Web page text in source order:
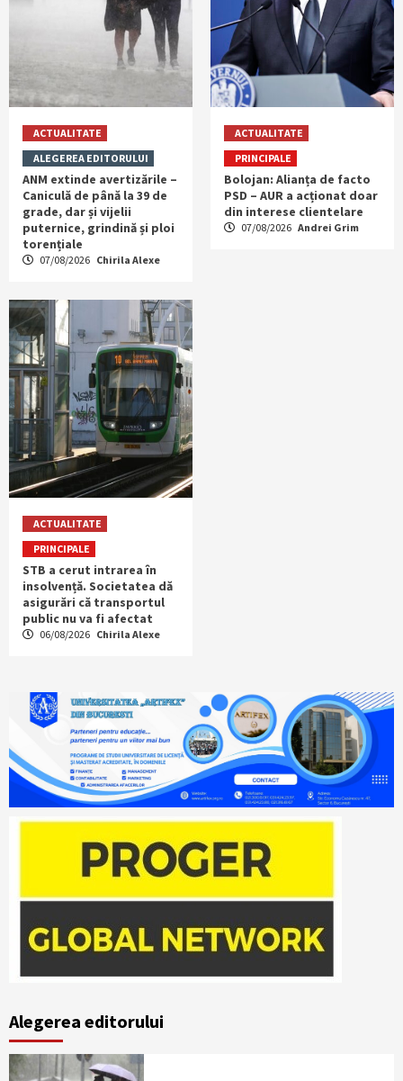
ACTUALITATE
ALEGEREA EDITORULUI
ANM extinde avertizările –
Caniculă de până la 39 de
grade, dar și vijelii
puternice, grindină și ploi
torențiale
07/08/2026 Chirila Alexe
ACTUALITATE
PRINCIPALE
Bolojan: Alianța de facto
PSD – AUR a acționat doar
din interese clientelare
07/08/2026 Andrei Grim
ACTUALITATE
PRINCIPALE
STB a cerut intrarea în
insolvență. Societatea dă
asigurări că transportul
public nu va fi afectat
06/08/2026 Chirila Alexe
Alegerea editorului